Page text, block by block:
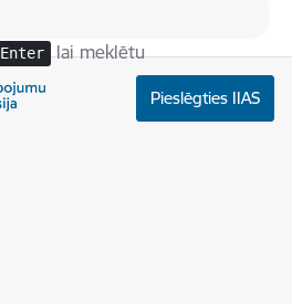
Enter lai meklētu
Pieslēgties IIAS